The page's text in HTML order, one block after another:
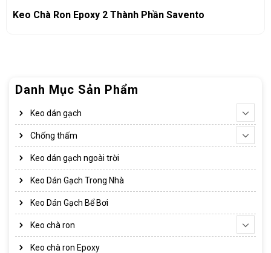
Danh Mục Sản Phẩm
Keo dán gạch
Chống thấm
Keo dán gạch ngoài trời
Keo Dán Gạch Trong Nhà
Keo Dán Gạch Bể Bơi
Keo chà ron
Keo chà ron Epoxy
Keo Chà Ron Epoxy 2 Thành Phần Savento